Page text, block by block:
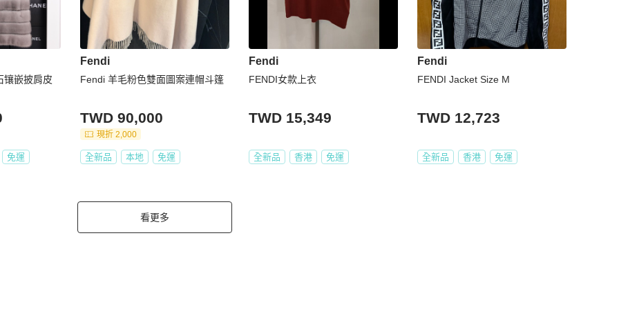
镶嵌披肩皮
免運
Fendi
Fendi 羊毛粉色雙面圖案連帽斗篷
TWD 90,000
現折 2,000
全新品 本地 免運
Fendi
FENDI女款上衣
TWD 15,349
全新品 香港 免運
Fendi
FENDI Jacket Size M
TWD 12,723
全新品 香港 免運
看更多